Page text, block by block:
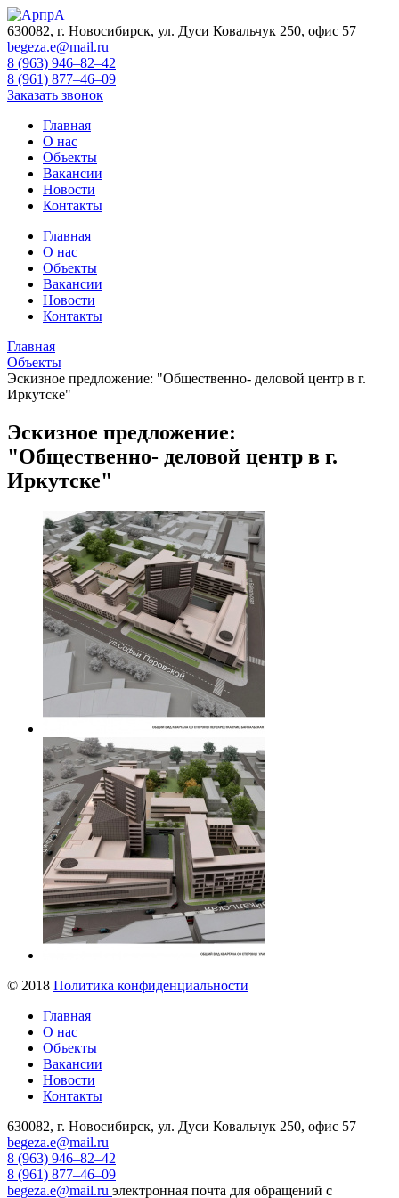
630082, г. Новосибирск, ул. Дуси Ковальчук 250, офис 57
begeza.e@mail.ru
8 (963) 946–82–42
8 (961) 877–46–09
Заказать звонок
Главная
О нас
Объекты
Вакансии
Новости
Контакты
Главная
О нас
Объекты
Вакансии
Новости
Контакты
Главная
Объекты
Эскизное предложение: "Общественно- деловой центр в г.
Иркутске"
Эскизное предложение:
"Общественно- деловой центр в г.
Иркутске"
© 2018 Политика конфиденциальности
Главная
О нас
Объекты
Вакансии
Новости
Контакты
630082, г. Новосибирск, ул. Дуси Ковальчук 250, офис 57
begeza.e@mail.ru
8 (963) 946–82–42
8 (961) 877–46–09
begeza.e@mail.ru электронная почта для обращений с